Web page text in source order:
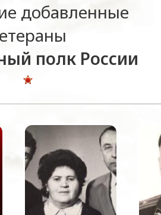
добавленные
полк России